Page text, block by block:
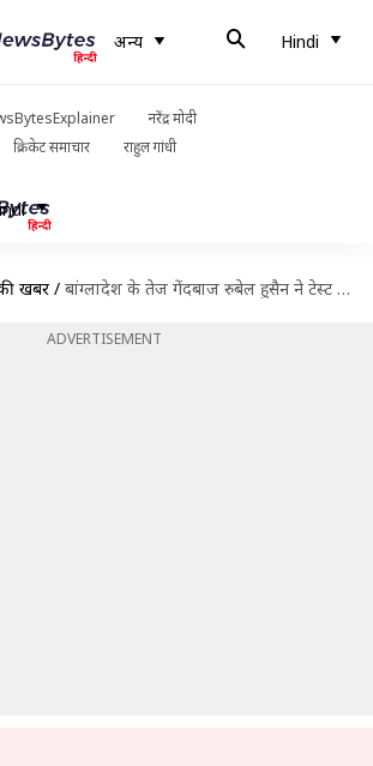
अन्य Hindi
नरेंद्र मोदी
क्रिकेट समाचार राहुल गांधी
खबरें / बांग्लादेश के तेज गेंदबाज रुबेल हुसैन ने टेस्ट क्रिकेट को कहा अलविदा, जानें उनके आंकड़े
ADVERTISEMENT